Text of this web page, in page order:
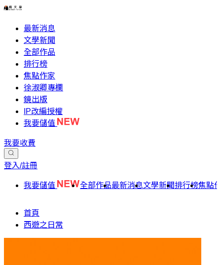
最新消息
文學新聞
全部作品
排行榜
焦點作家
徐淑卿專欄
鏡出版
IP改編授權
我要儲值
我要收費
登入/註冊
我要儲值 全部作品最新消息文學新聞排行榜焦點
首頁
西遊之日常